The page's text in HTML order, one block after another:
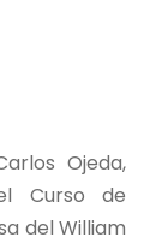
Ojeda,
Curso de
del William